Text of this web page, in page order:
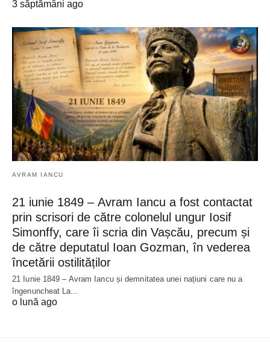
3 săptămâni ago
AVRAM IANCU
21 iunie 1849 – Avram Iancu a fost contactat
prin scrisori de către colonelul ungur Iosif
Simonffy, care îi scria din Vașcău, precum și
de către deputatul Ioan Gozman, în vederea
încetării ostilităților
21 Iunie 1849 – Avram Iancu și demnitatea unei națiuni care nu a
îngenuncheat La…
o lună ago